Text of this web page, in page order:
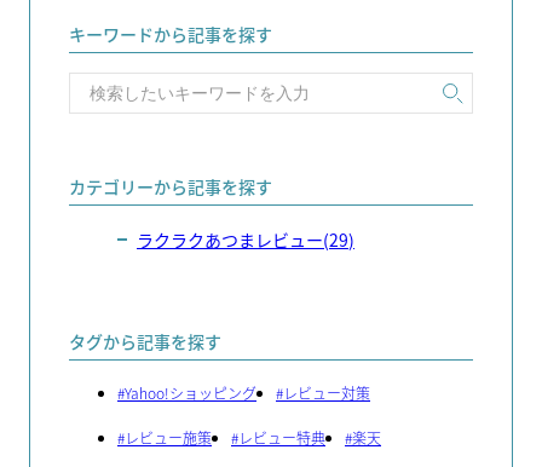
キーワードから記事を探す
カテゴリーから記事を探す
ラクラクあつまレビュー(29)
タグから記事を探す
#Yahoo!ショッピング #レビュー対策
#レビュー施策 #レビュー特典 #楽天